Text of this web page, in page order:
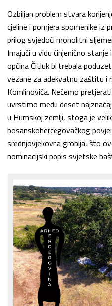
Ozbiljan problem stvara
cjeline i pomjera spomenike iz
prilog svjedoči monolitni
Imajući u vidu činjenično
općina Čitluk bi trebala
vezane za adekvatnu zaštitu i
Komlinovića. Nećemo
uvrstimo među deset
u Humskoj zemlji, stoga je
bosanskohercegovačkog
srednjovjekovna groblja, što
nominacijski popis svjetske